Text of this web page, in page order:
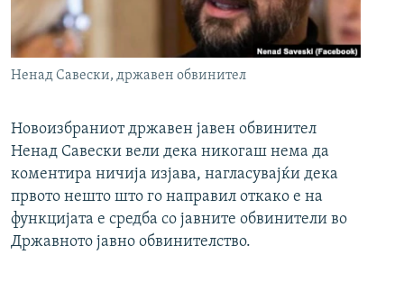
Ненад Савески, државен обвинител
Новоизбраниот државен јавен обвинител
Ненад Савески вели дека никогаш нема да
коментира ничија изјава, нагласувајќи дека
првото нешто што го направил откако е на
функцијата е средба со јавните обвинители во
Државното јавно обвинителство.